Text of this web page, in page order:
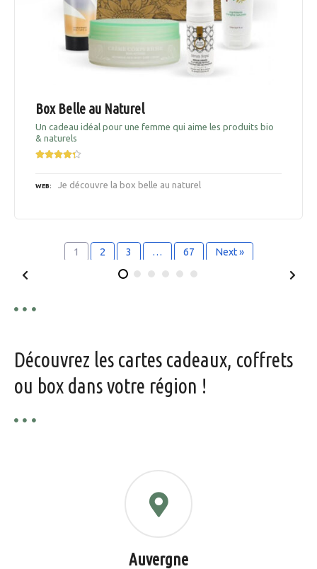
Box Belle au Naturel
Un cadeau idéal pour une femme qui aime les produits bio
& naturels
WEB Je découvre la box belle au naturel
1 2 3 … 67 Next »
Découvrez les cartes cadeaux, coffrets
ou box dans votre région !
Auvergne